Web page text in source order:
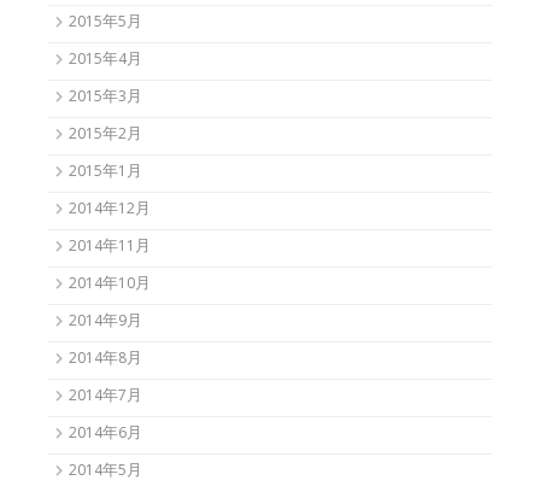
2015年5月
2015年4月
2015年3月
2015年2月
2015年1月
2014年12月
2014年11月
2014年10月
2014年9月
2014年8月
2014年7月
2014年6月
2014年5月